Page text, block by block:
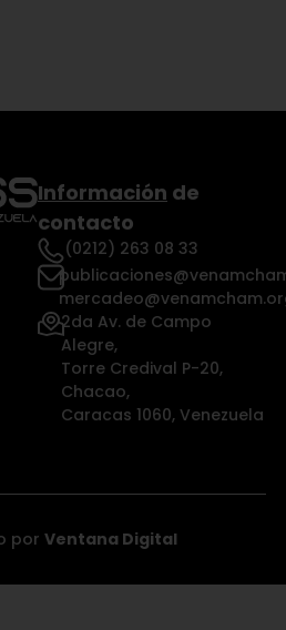
Información de
contacto
(0212) 263 08 33
2da Av. de Campo
Alegre,
Torre Credival P-20,
Chacao,
Caracas 1060, Venezuela
por Ventana Digital